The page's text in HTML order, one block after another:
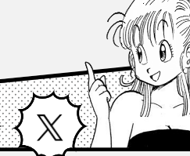
Facebook X